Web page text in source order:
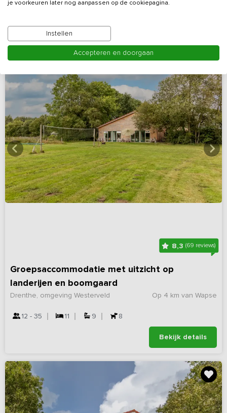
8,3 (69 reviews)
Groepsaccommodatie met uitzicht op
landerijen en boomgaard
Op 4 km van Wapse
Drenthe, omgeving Westerveld
12 - 35 11 9 8
Bekijk details
je voorkeuren later nog aanpassen op de cookiepagina.
Instellen
Accepteren en doorgaan